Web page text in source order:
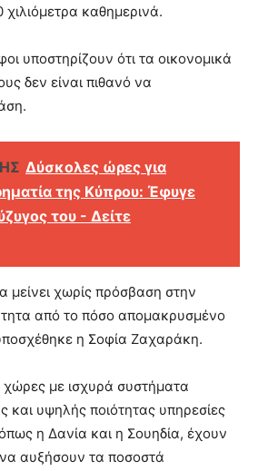
καθημερινά.
υποστηρίζουν ότι τα οικονομικά
δεν είναι πιθανό να
Δύσκολες ώρες για
της Κύπρου: Έφυγε
του - Δείτε
μείνει χωρίς πρόσβαση στην
από το πόσο απομακρυσμένο
υποσχέθηκε η Σοφία Ζαχαράκη.
χώρες με ισχυρά συστήματα
και υψηλής ποιότητας υπηρεσίες
η Δανία και η Σουηδία, έχουν
να αυξήσουν τα ποσοστά